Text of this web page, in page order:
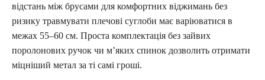
відстань між брусами для комфортних віджимань без
ризику травмувати плечові суглоби має варіюватися в
межах 55–60 см. Проста комплектація без зайвих
поролонових ручок чи м’яких спинок дозволить отримати
міцніший метал за ті самі гроші.